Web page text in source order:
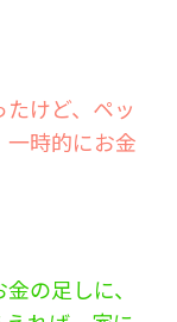
たけど、ペッ
一時的にお金
の足しに、